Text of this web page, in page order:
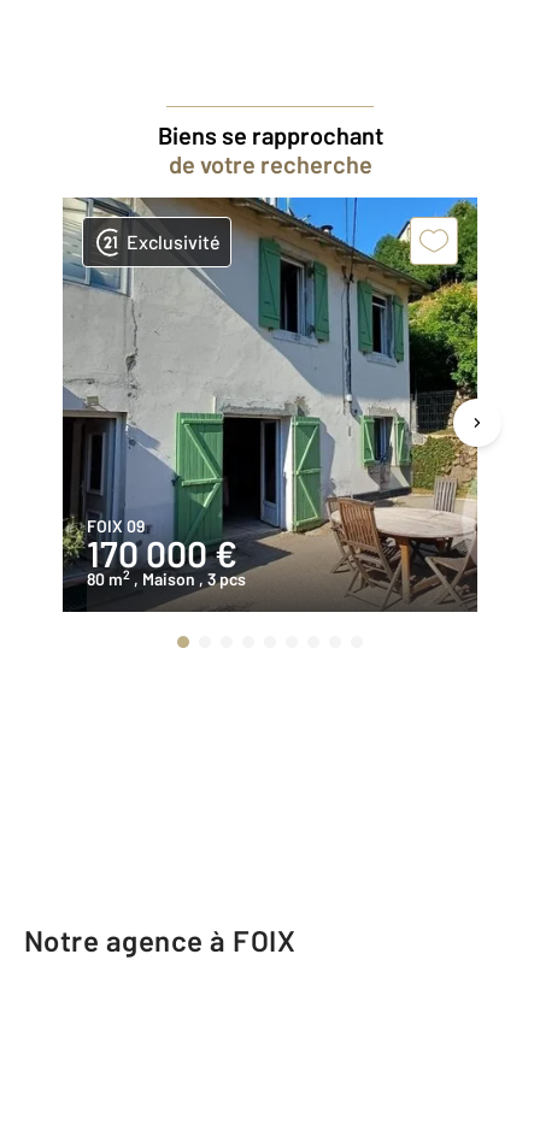
Biens se rapprochant
de votre recherche
Exclusivité
FOIX 09
170 000 €
80 m2 , Maison , 3 pcs
Notre agence à FOIX